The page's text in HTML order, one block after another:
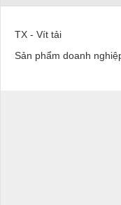
TX - Vít tải
Sản phẩm doanh